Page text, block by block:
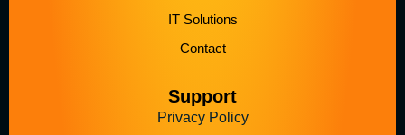
IT Solutions
Contact
Support
Privacy Policy